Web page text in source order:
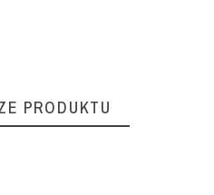
PRODUKTU